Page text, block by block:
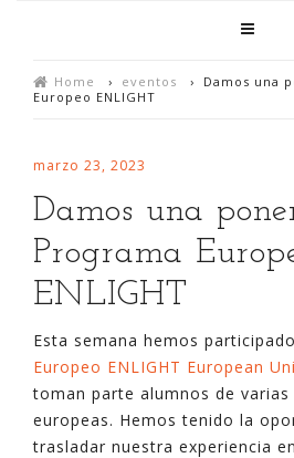
Home › eventos › Damos una
Europeo ENLIGHT
marzo 23, 2023
Damos una
Programa
ENLIGHT
Esta semana hemos
Europeo ENLIGHT European
toman parte alumnos de varias
europeas. Hemos tenido la
trasladar nuestra experiencia